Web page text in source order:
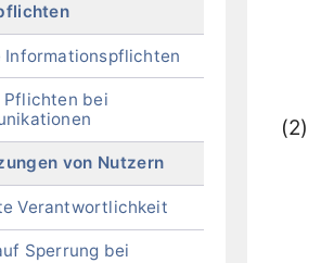
Informationspflichten
Pflichten bei
von Nutzern
Verantwortlichkeit
Sperrung bei